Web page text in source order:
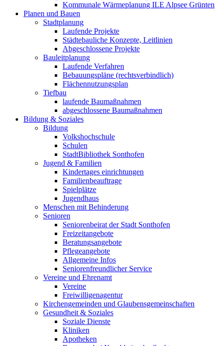
Kommunale Wärmeplanung ILE Alpsee Grünten
Planen und Bauen
Stadtplanung
Laufende Projekte
Städtebauliche Konzepte, Leitlinien
Abgeschlossene Projekte
Bauleitplanung
Laufende Verfahren
Bebauungspläne (rechtsverbindlich)
Flächennutzungsplan
Tiefbau
laufende Baumaßnahmen
abgeschlossene Baumaßnahmen
Bildung & Soziales
Bildung
Volkshochschule
Schulen
StadtBibliothek Sonthofen
Jugend & Familien
Kindertages einrichtungen
Familienbeauftrage
Spielplätze
Jugendhaus
Menschen mit Behinderung
Senioren
Seniorenbeirat der Stadt Sonthofen
Freizeitangebote
Beratungsangebote
Pflegeangebote
Allgemeine Infos
Seniorenfreundlicher Service
Vereine und Ehrenamt
Vereine
Freiwilligenagentur
Kirchengemeinden und Glaubensgemeinschaften
Gesundheit & Soziales
Soziale Dienste
Kliniken
Apotheken